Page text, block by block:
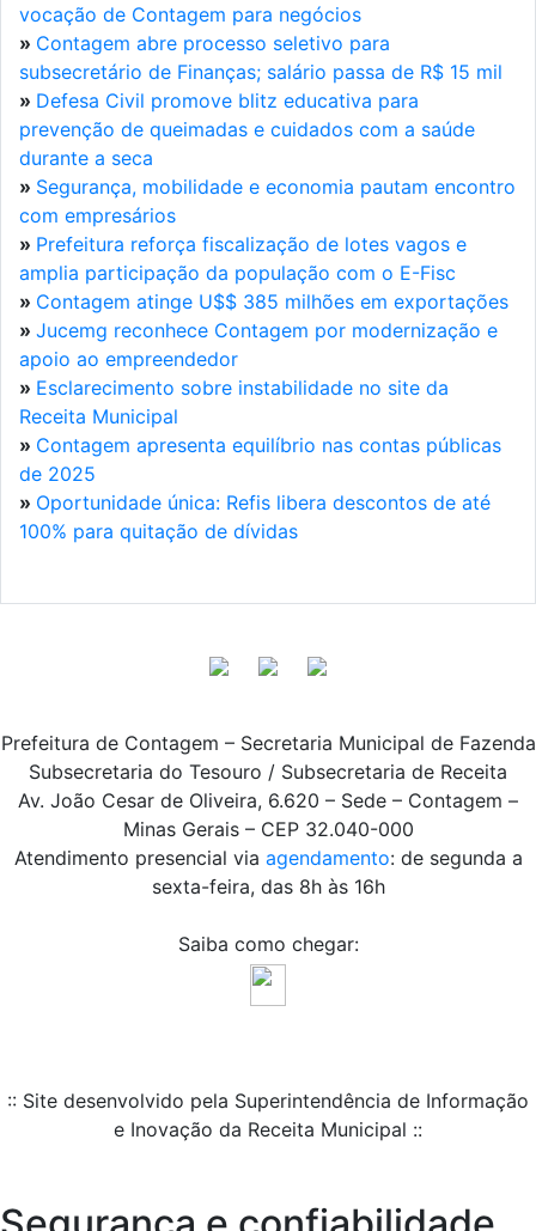
vocação de Contagem para negócios
» Contagem abre processo seletivo para
subsecretário de Finanças; salário passa de R$ 15 mil
» Defesa Civil promove blitz educativa para
prevenção de queimadas e cuidados com a saúde
durante a seca
» Segurança, mobilidade e economia pautam encontro
com empresários
» Prefeitura reforça fiscalização de lotes vagos e
amplia participação da população com o E-Fisc
» Contagem atinge U$$ 385 milhões em exportações
» Jucemg reconhece Contagem por modernização e
apoio ao empreendedor
» Esclarecimento sobre instabilidade no site da
Receita Municipal
» Contagem apresenta equilíbrio nas contas públicas
de 2025
» Oportunidade única: Refis libera descontos de até
100% para quitação de dívidas
Prefeitura de Contagem – Secretaria Municipal de Fazenda
Subsecretaria do Tesouro / Subsecretaria de Receita
Av. João Cesar de Oliveira, 6.620 – Sede – Contagem –
Minas Gerais – CEP 32.040-000
Atendimento presencial via agendamento: de segunda a
sexta-feira, das 8h às 16h
Saiba como chegar:
:: Site desenvolvido pela Superintendência de Informação
e Inovação da Receita Municipal ::